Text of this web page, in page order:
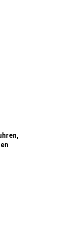
,